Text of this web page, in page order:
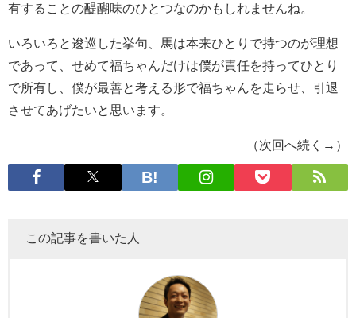
有することの醍醐味のひとつなのかもしれませんね。
いろいろと逡巡した挙句、馬は本来ひとりで持つのが理想
であって、せめて福ちゃんだけは僕が責任を持ってひとり
で所有し、僕が最善と考える形で福ちゃんを走らせ、引退
させてあげたいと思います。
（次回へ続く→）
この記事を書いた人